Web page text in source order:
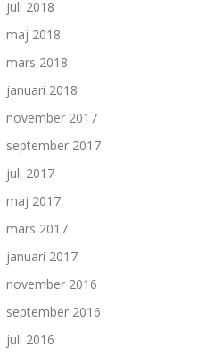
juli 2018
maj 2018
mars 2018
januari 2018
november 2017
september 2017
juli 2017
maj 2017
mars 2017
januari 2017
november 2016
september 2016
juli 2016